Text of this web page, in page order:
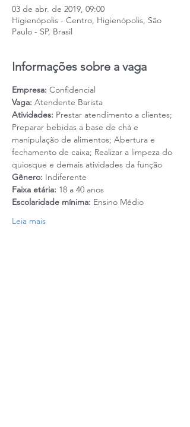
03 de abr. de 2019, 09:00
Higienópolis - Centro, Higienópolis, São
Paulo - SP, Brasil
Informações sobre a vaga
Empresa: Confidencial
Vaga: Atendente Barista
Atividades: Prestar atendimento a clientes;
Preparar bebidas a base de chá e
manipulação de alimentos; Abertura e
fechamento de caixa; Realizar a limpeza do
quiosque e demais atividades da função
Gênero: Indiferente
Faixa etária: 18 a 40 anos
Escolaridade mínima: Ensino Médio
Leia mais